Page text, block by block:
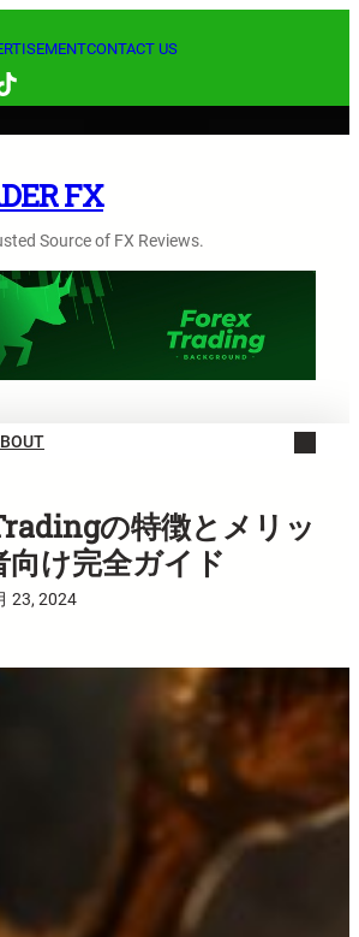
CONTACT US
FX
Source of FX Reviews.
の特徴とメリッ
向け完全ガイド
23, 2024